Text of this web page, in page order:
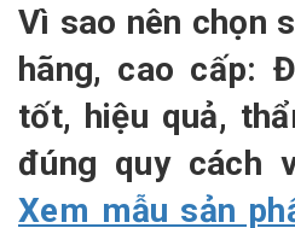
Vì sao nên chọn
hãng, cao cấp:
tốt, hiệu quả,
đúng quy
Xem mẫu sản